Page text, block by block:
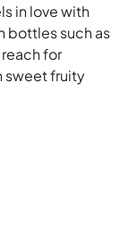
in love with
bottles such as
for
sweet fruity